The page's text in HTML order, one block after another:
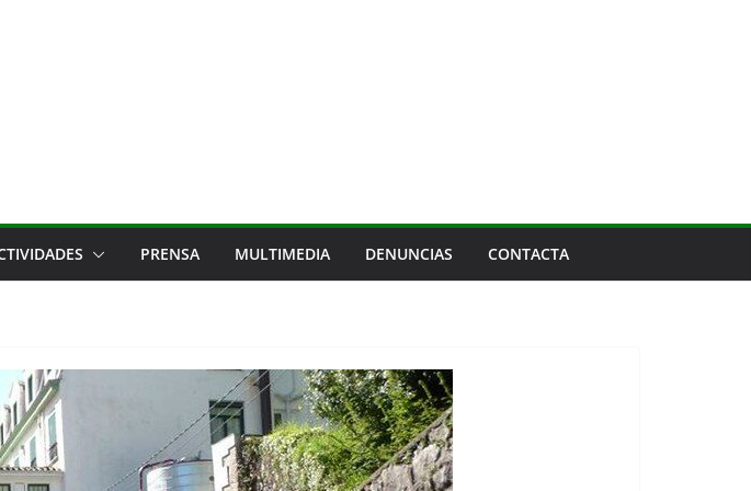
PRENSA MULTIMEDIA DENUNCIAS CONTACTA